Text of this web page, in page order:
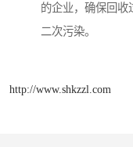
的企业，确保回收
二次污染。
http://www.shkzzl.com